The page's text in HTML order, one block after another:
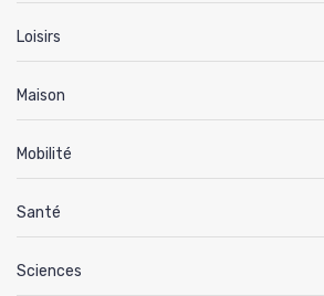
Loisirs
Maison
Mobilité
Santé
Sciences